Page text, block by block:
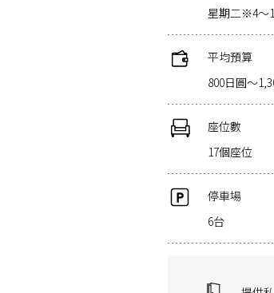
星期二※4～
平均預算
800日圓～
座位數
17個座位
停車場
6台